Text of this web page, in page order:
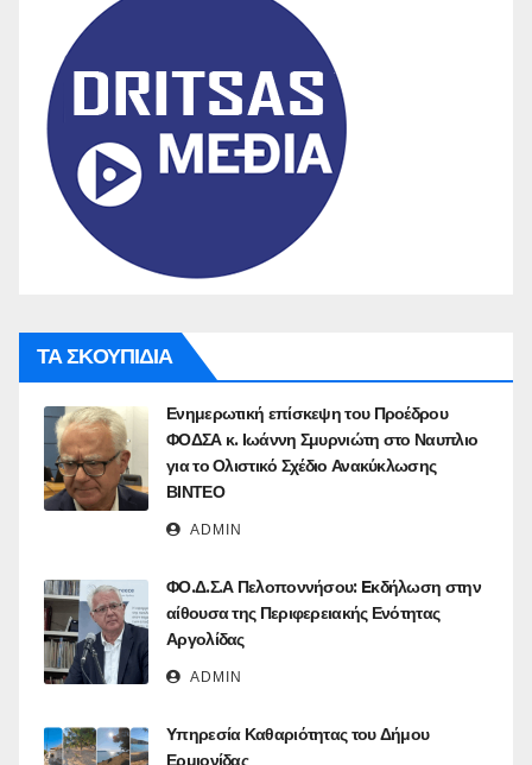
ΤΑ ΣΚΟΥΠΙΔΙΑ
Ενημερωτική επίσκεψη του Προέδρου
ΦΟΔΣΑ κ. Ιωάννη Σμυρνιώτη στο Ναυπλιο
για το Ολιστικό Σχέδιο Ανακύκλωσης
ΒΙΝΤΕΟ
ADMIN
ΦΟ.Δ.Σ.Α Πελοποννήσου: Eκδήλωση στην
αίθουσα της Περιφερειακής Ενότητας
Αργολίδας
ADMIN
Υπηρεσία Καθαριότητας του Δήμου
Ερμιονίδας